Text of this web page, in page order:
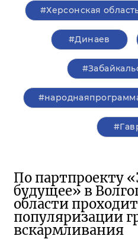
#Херсонская
#Динаев
По партпроекту
будущее» в
области
популяризации
вскармливания